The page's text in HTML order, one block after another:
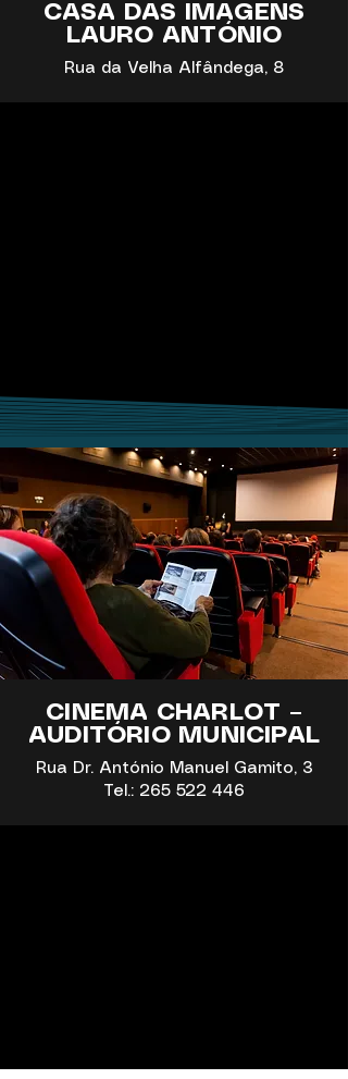
CASA DAS IMAGENS
LAURO ANTÓNIO
Rua da Velha Alfândega, 8
CINEMA CHARLOT –
AUDITÓRIO MUNICIPAL
Rua Dr. António Manuel Gamito, 3
Tel.: 265 522 446